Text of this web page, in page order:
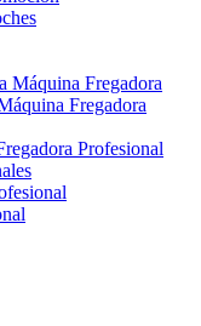
Máquina Fregadora
Fregadora
Profesional